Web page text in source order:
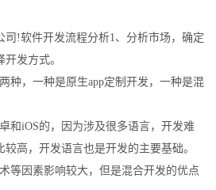
司!软件开发流程分析1、分析市场，确定
发方式。
种，一种是原生app定制开发，一种是混
和iOS的，因为涉及很多语言，开发难
高，开发语言也是开发的主要基础。
等因素影响较大，但是混合开发的优点